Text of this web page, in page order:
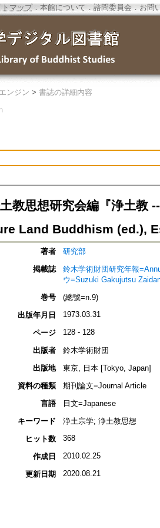
トマップ．本館について ． 諮問委員会． お問
ンジン > 書誌の詳細内容
教思想研究会編『浄土
Land Buddhism (ed.),
著者
研究部
掲載誌
鈴木学術財団研究年報
ウ=Suzuki Gakujutsu
巻号
(總號=n.9)
出版年月日
1973.03.31
ページ 128 - 128
出版者
鈴木学術財団
出版地
東京, 日本 [Tokyo, Japan]
資料の種類
期刊論文=Journal Article
言語
日文=Japanese
キーワード
浄土宗学; 浄土教思想
ヒット数
368
作成日 2010.02.25
更新日期 2020.08.21